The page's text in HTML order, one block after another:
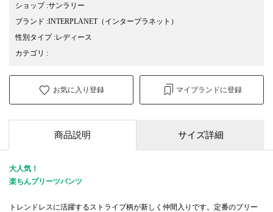
ショップ:サンラリー
ブランド :INTERPLANET（インタープラネット）
性別タイプ:レディース
カテゴリ :
お気に入り登録 マイブランドに登録
商品説明 サイズ詳細
大人気！
楽ちんプリーツパンツ
トレンドレスに活躍するストライプ柄が新しく仲間入りです。定番のプリー